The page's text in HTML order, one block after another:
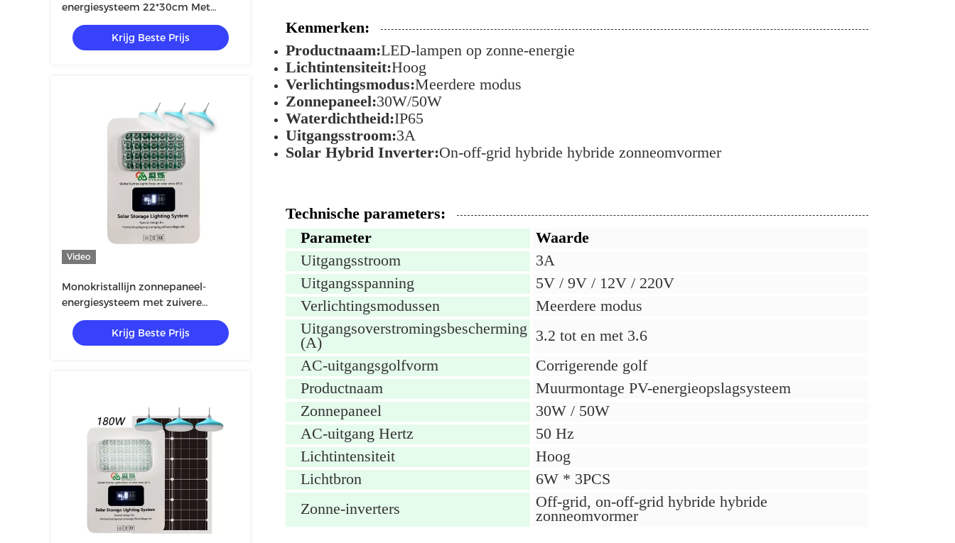
energiesysteem 22*30cm Met
3.2~3.6A
uitgangsoverstromingsbeschermin
Krijg Beste Prijs
Video
Monokristallijn zonnepaneel-
energiesysteem met zuivere
sinusgolfinverter voor DC-energie
Krijg Beste Prijs
Kenmerken:
Productnaam:LED-lampen op zonne-energie
Lichtintensiteit:Hoog
Verlichtingsmodus:Meerdere modus
Zonnepaneel:30W/50W
Waterdichtheid:IP65
Uitgangsstroom:3A
Solar Hybrid Inverter:On-off-grid hybride hybride zonneomvormer
Technische parameters:
Parameter
Waarde
Uitgangsstroom
3A
Uitgangsspanning
5V / 9V / 12V / 220V
Verlichtingsmodussen
Meerdere modus
Uitgangsoverstromingsbescherming
(A)
3.2 tot en met 3.6
AC-uitgangsgolfvorm
Corrigerende golf
Productnaam
Muurmontage PV-energieopslagsysteem
Zonnepaneel
30W / 50W
AC-uitgang Hertz
50 Hz
Lichtintensiteit
Hoog
Lichtbron
6W * 3PCS
Zonne-inverters
Off-grid, on-off-grid hybride hybride
zonneomvormer